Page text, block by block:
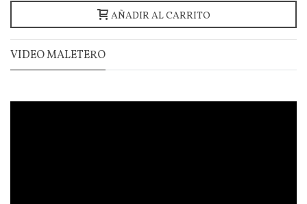
AÑADIR AL CARRITO
VIDEO MALETERO